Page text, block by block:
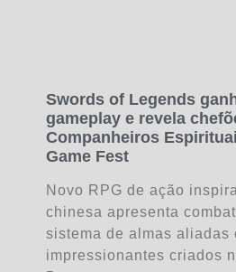
Swords of Legends
gameplay e revela
Companheiros
Game Fest
Novo RPG de ação
chinesa apresenta
sistema de almas aliadas
impressionantes criados